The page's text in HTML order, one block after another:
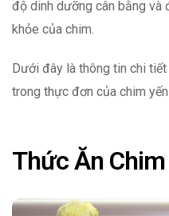
độ dinh dưỡng cân bằng
khỏe của chim.
Dưới đây là thông tin chi
trong thực đơn của chim
Thức Ăn